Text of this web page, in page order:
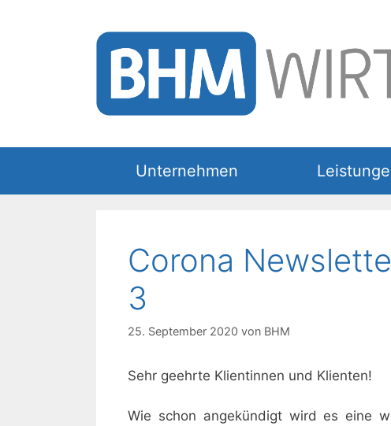
Unternehmen
Corona
3
25. September 2020 von BHM
Sehr geehrte Klientinnen und Klienten!
Wie schon angekündigt wird es eine